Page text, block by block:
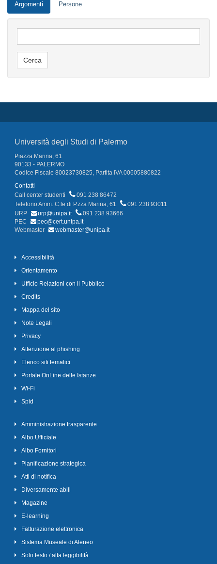
Argomenti Persone
Università degli Studi di Palermo
Piazza Marina, 61
90133 - PALERMO
Codice Fiscale 80023730825, Partita IVA 00605880822
Contatti
Call center studenti
091 238 86472
Telefono Amm. C.le di P.zza Marina, 61
091 238 93011
URP
urp@unipa.it
091 238 93666
PEC
pec@cert.unipa.it
Webmaster
webmaster@unipa.it
Accessibilità
Orientamento
Ufficio Relazioni con il Pubblico
Credits
Mappa del sito
Note Legali
Privacy
Attenzione al phishing
Elenco siti tematici
Portale OnLine delle Istanze
Wi-Fi
Spid
Amministrazione trasparente
Albo Ufficiale
Albo Fornitori
Pianificazione strategica
Atti di notifica
Diversamente abili
Magazine
E-learning
Fatturazione elettronica
Sistema Museale di Ateneo
Solo testo / alta leggibilità